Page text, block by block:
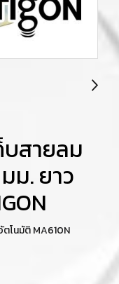
บสายลม
ม. ยาว
โนมัติ MA610N